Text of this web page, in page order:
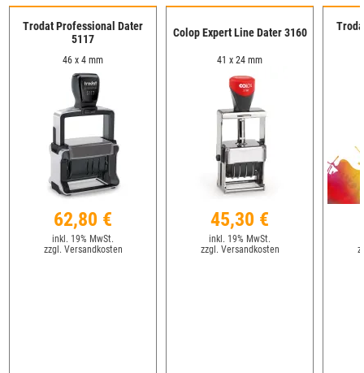
Trodat Professional Dater
5117
46 x 4 mm
62,80 €
inkl. 19% MwSt.
zzgl. Versandkosten
Colop Expert Line Dater 3160
41 x 24 mm
45,30 €
inkl. 19% MwSt.
zzgl. Versandkosten